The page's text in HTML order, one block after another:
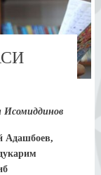
Исомиддинов
Адашбоев,